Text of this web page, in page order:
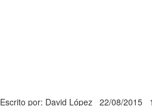
Escrito por: David López 22/08/2015